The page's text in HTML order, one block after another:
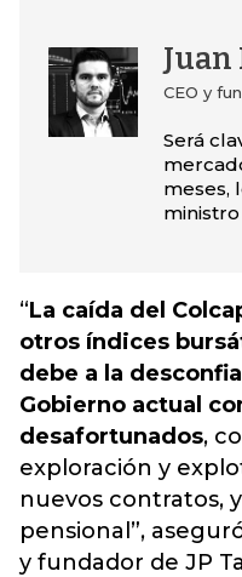
CEO y
Será
meses,
ministro
“La caída del
otros índices
debe a la
Gobierno actual
desafortunados,
exploración y
nuevos contratos,
pensional”,
y fundador de JP